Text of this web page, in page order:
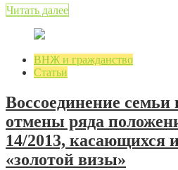
Читать далее
ВНЖ и гражданство
Статьи
Воссоединение
отмены ряда
14/2013, касающихся
«золотой визы»